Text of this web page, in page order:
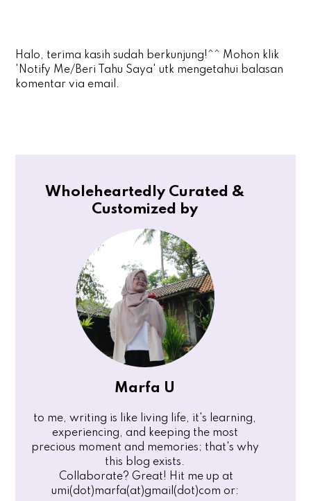
Halo, terima kasih sudah berkunjung!^^ Mohon klik
'Notify Me/Beri Tahu Saya' utk mengetahui balasan
komentar via email.
Wholeheartedly Curated &
Customized by
Marfa U
to me, writing is like living life, it's learning,
experiencing, and keeping the most
precious moment and memories; that's why
this blog exists.
Collaborate? Great! Hit me up at
umi(dot)marfa(at)gmail(dot)com or: